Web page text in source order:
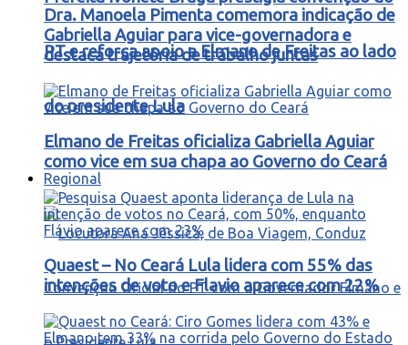
PT e reforça apoio a Elmano de Freitas ao lado
do presidente Lula
Regional
Dra. Manoela Pimenta comemora indicação de
Gabriella Aguiar para vice-governadora e
destaca trajetória de trabalho juntas
Elmano de Freitas oficializa Gabriella Aguiar
como vice em sua chapa ao Governo do Ceará
Quaest – No Ceará Lula lidera com 55% das
intenções de voto e Flavio aparece com 22%